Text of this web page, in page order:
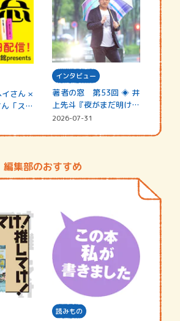
さん ×
「スペ
インタビュー
著者の窓 第53回 ◈ 井
上先斗『夜がまだ明けな
い』
2026-07-31
編集部のおすすめ
読みもの